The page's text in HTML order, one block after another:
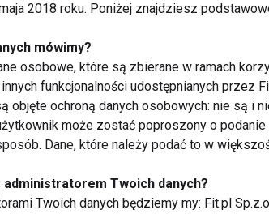
od SmartFood
dużo energii do działania na
sportowcom, osobom aktywnym,
SmartFood zawiera
źródeł wysokowartościowego
2018 roku. Poniżej znajdziesz
mówimy?
osobowe, które są zbierane w ramach
funkcjonalności udostępnianych przez
objęte ochroną danych osobowych: nie są i
może zostać poproszony o
Dane, które należy podać to w
administratorem Twoich danych?
Twoich danych będziemy my: Fit.pl